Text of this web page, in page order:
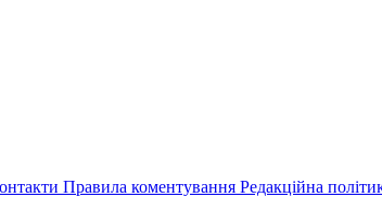
Правила коментування Редакційна